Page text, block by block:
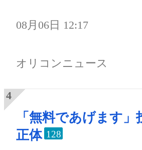
08月06日 12:17
オリコンニュース
「無料であげます」
正体 128